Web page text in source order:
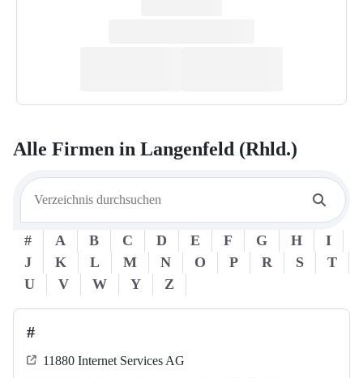
Alle Firmen in Langenfeld (Rhld.)
# A B C D E F G H
I
J
K L M N O P R S
T
U
V W Y Z
#
11880 Internet Services AG